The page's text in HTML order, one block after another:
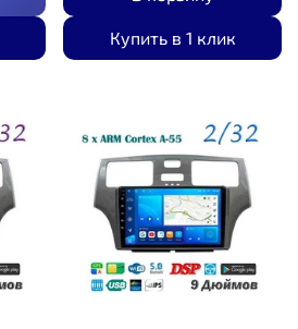
Купить в 1 клик